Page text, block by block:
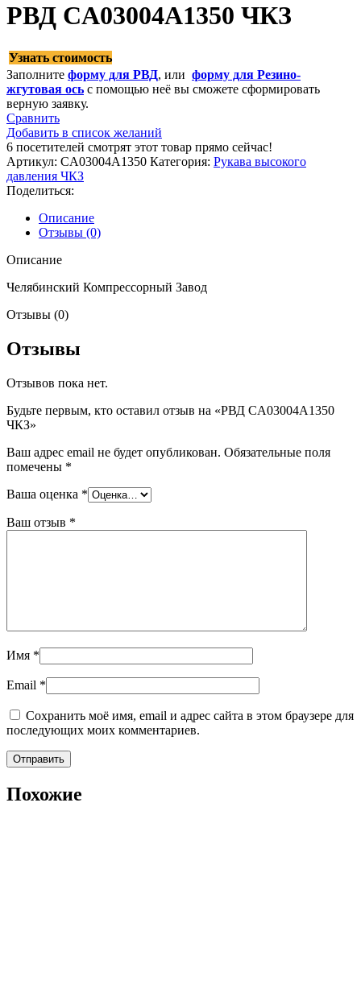
РВД CA03004A1350 ЧКЗ
Узнать стоимость
Заполните форму для РВД, или форму для Резино-
жгутовая ось с помощью неё вы сможете сформировать
верную заявку.
Сравнить
Добавить в список желаний
6 посетителей смотрят этот товар прямо сейчас!
Артикул: CA03004A1350 Категория: Рукава высокого
давления ЧКЗ
Поделиться:
Описание
Отзывы (0)
Описание
Челябинский Компрессорный Завод
Отзывы (0)
Отзывы
Отзывов пока нет.
Будьте первым, кто оставил отзыв на «РВД CA03004A1350
ЧКЗ»
Ваш адрес email не будет опубликован. Обязательные поля
помечены *
Ваша оценка *
Ваш отзыв *
Имя *
Email *
Сохранить моё имя, email и адрес сайта в этом браузере для
последующих моих комментариев.
Похожие